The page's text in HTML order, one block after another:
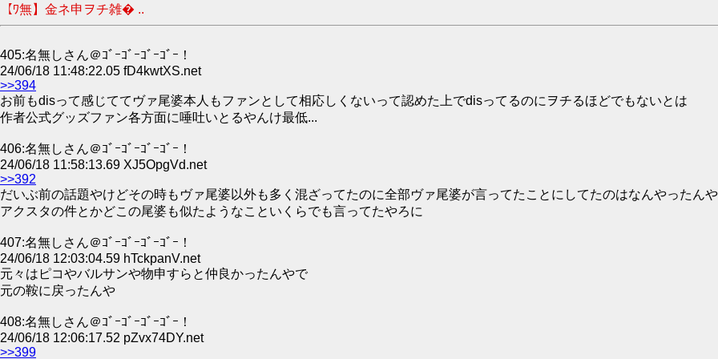
【ﾜ無】金ネ申ヲチ雑� ..
405:名無しさん＠ｺﾞｰｺﾞｰｺﾞｰｺﾞｰ！
24/06/18 11:48:22.05 fD4kwtXS.net
>>394
お前もdisって感じててヴァ尾婆本人もファンとして相応しくないって認めた上でdisってるのにヲチるほどでもないとは
作者公式グッズファン各方面に唾吐いとるやんけ最低...
406:名無しさん＠ｺﾞｰｺﾞｰｺﾞｰｺﾞｰ！
24/06/18 11:58:13.69 XJ5OpgVd.net
>>392
だいぶ前の話題やけどその時もヴァ尾婆以外も多く混ざってたのに全部ヴァ尾婆が言ってたことにしてたのはなんやったんや
アクスタの件とかどこの尾婆も似たようなこといくらでも言ってたやろに
407:名無しさん＠ｺﾞｰｺﾞｰｺﾞｰｺﾞｰ！
24/06/18 12:03:04.59 hTckpanV.net
元々はピコやバルサンや物申すらと仲良かったんやで
元の鞍に戻ったんや
408:名無しさん＠ｺﾞｰｺﾞｰｺﾞｰｺﾞｰ！
24/06/18 12:06:17.52 pZvx74DY.net
>>399